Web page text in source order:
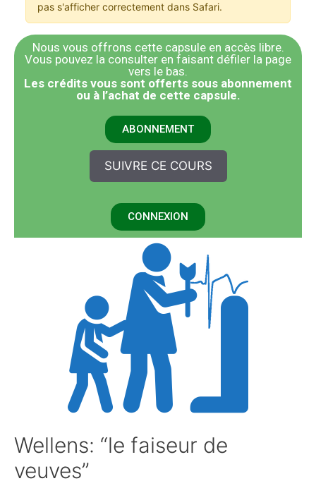
pas s'afficher correctement dans Safari.
Nous vous offrons cette capsule en accès libre.
Vous pouvez la consulter en faisant défiler la page
vers le bas.
​Les crédits vous sont offerts sous abonnement
ou à l’achat de cette capsule.
ABONNEMENT
SUIVRE CE COURS
CONNEXION
Wellens: “le faiseur de
veuves”